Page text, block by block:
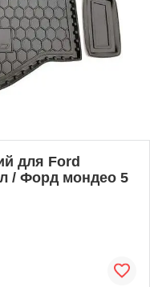
для Ford
/ Форд мондео 5